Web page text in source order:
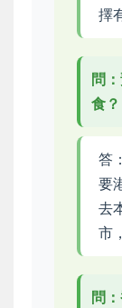
擇
問
食？
答
要
去
市
問